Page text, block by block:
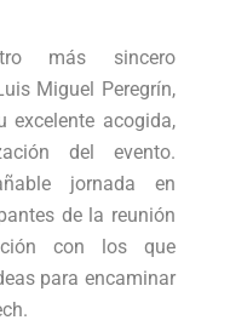
más sincero
Miguel Peregrín,
excelente acogida,
del evento.
jornada en
de la reunión
con los que
para encaminar